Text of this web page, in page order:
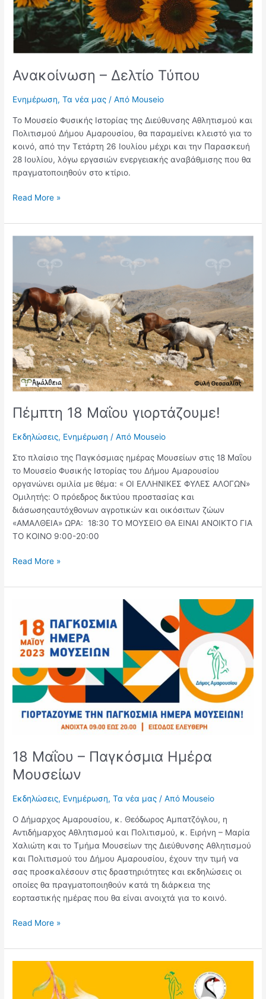
Ανακοίνωση – Δελτίο Τύπου
Ενημέρωση,Τα νέα μας / Από Mouseio
Το Μουσείο Φυσικής Ιστορίας της Διεύθυνσης Αθλητισμού και
Πολιτισμού Δήμου Αμαρουσίου, θα παραμείνει κλειστό για το
κοινό, από την Τετάρτη 26 Ιουλίου μέχρι και την Παρασκευή
28 Ιουλίου, λόγω εργασιών ενεργειακής αναβάθμισης που θα
πραγματοποιηθούν στο κτίριο.
Read More »
Πέμπτη 18 Μαΐου γιορτάζουμε!
Εκδηλώσεις, Ενημέρωση / Από Mouseio
Στο πλαίσιο της Παγκόσμιας ημέρας Μουσείων στις 18 Μαΐου
το Μουσείο Φυσικής Ιστορίας του Δήμου Αμαρουσίου
οργανώνει ομιλία με θέμα: « ΟΙ ΕΛΛΗΝΙΚΕΣ ΦΥΛΕΣ ΑΛΟΓΩΝ»
Ομιλητής: O πρόεδρος δικτύου προστασίας και
διάσωσηςαυτόχθονων αγροτικών και οικόσιτων ζώων
«ΑΜΑΛΘΕΙΑ» ΩΡΑ: 18:30 ΤΟ ΜΟΥΣΕΙΟ ΘΑ ΕΙΝΑΙ ΑΝΟΙΚΤΟ ΓΙΑ
ΤΟ ΚΟΙΝΟ 9:00-20:00
Πέμπτη
Read More »
18 Μαΐου – Παγκόσμια Ημέρα
Μουσείων
Εκδηλώσεις, Ενημέρωση,Τα νέα μας / Από Mouseio
Ο Δήμαρχος Αμαρουσίου, κ. Θεόδωρος Αμπατζόγλου, η
Αντιδήμαρχος Αθλητισμού και Πολιτισμού, κ. Ειρήνη – Μαρία
Χαλιώτη και το Τμήμα Μουσείων της Διεύθυνσης Αθλητισμού
και Πολιτισμού του Δήμου Αμαρουσίου, έχουν την τιμή να
σας προσκαλέσουν στις δραστηριότητες και εκδηλώσεις οι
οποίες θα πραγματοποιηθούν κατά τη διάρκεια της
εορταστικής ημέρας που θα είναι ανοιχτά για το κοινό.
Μαΐου
Παγκόσμια
Ημέρα
Μουσείων
Read More »
διαδικτυακό
εργαστήριο